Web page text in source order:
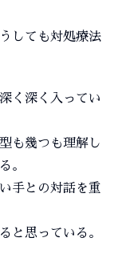
しても対処療法
く深く入ってい
も幾つも理解し
。
手との対話を重
と思っている。